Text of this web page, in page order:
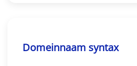
Domeinnaam syntax